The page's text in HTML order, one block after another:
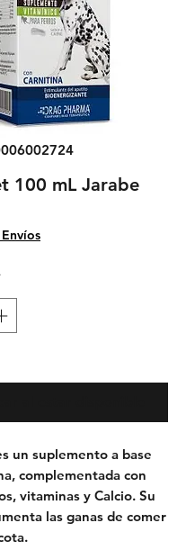
100 mL Jarabe
un suplemento a base
complementada con
vitaminas y Calcio. Su
las ganas de comer